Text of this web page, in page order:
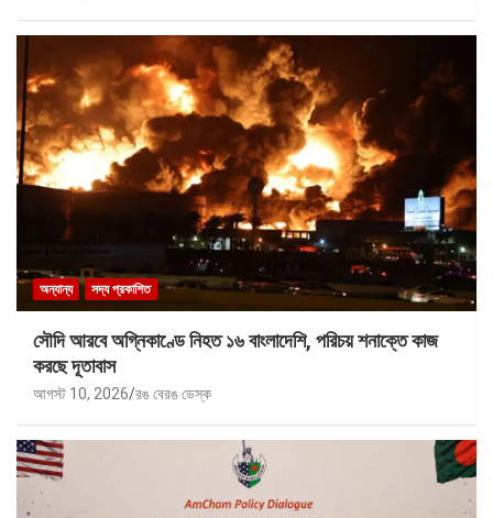
অন্যান্য সদ্য প্রকাশিত
সৌদি আরবে অগ্নিকাণ্ডে নিহত ১৬ বাংলাদেশি, পরিচয় শনাক্তে কাজ
করছে দূতাবাস
আগস্ট 10, 2026 রঙ বেরঙ ডেস্ক